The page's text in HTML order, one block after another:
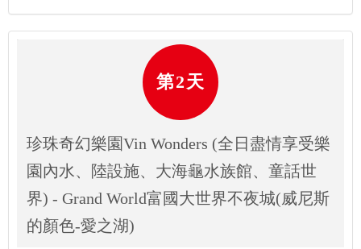
第2天
珍珠奇幻樂園Vin Wonders (全日盡情享受樂
園內水、陸設施、大海龜水族館、童話世
界) - Grand World富國大世界不夜城(威尼斯
的顏色-愛之湖)